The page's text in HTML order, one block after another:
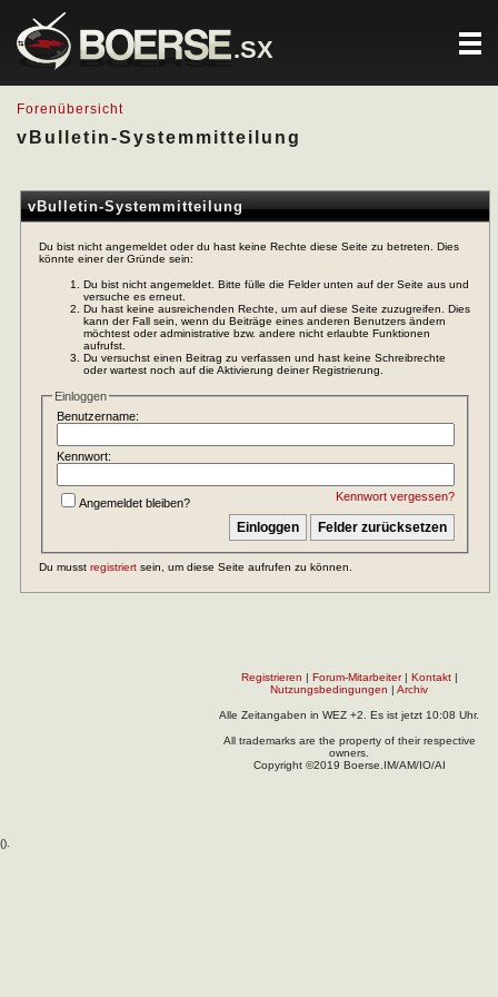
.SX
Forenübersicht
vBulletin-Systemmitteilung
vBulletin-Systemmitteilung
Du bist nicht angemeldet oder du hast keine Rechte diese Seite zu betreten. Dies
könnte einer der Gründe sein:
Du bist nicht angemeldet. Bitte fülle die Felder unten auf der Seite aus und
versuche es erneut.
Du hast keine ausreichenden Rechte, um auf diese Seite zuzugreifen. Dies
kann der Fall sein, wenn du Beiträge eines anderen Benutzers ändern
möchtest oder administrative bzw. andere nicht erlaubte Funktionen
aufrufst.
Du versuchst einen Beitrag zu verfassen und hast keine Schreibrechte
oder wartest noch auf die Aktivierung deiner Registrierung.
Einloggen
Benutzername:
Kennwort:
Kennwort vergessen?
Angemeldet bleiben?
Du musst registriert sein, um diese Seite aufrufen zu können.
Registrieren | Forum-Mitarbeiter| Kontakt|
Nutzungsbedingungen | Archiv
Alle Zeitangaben in WEZ +2. Es ist jetzt 10:08 Uhr.
All trademarks are the property of their respective
owners.
Copyright ©2019 Boerse.IM/AM/IO/AI
().